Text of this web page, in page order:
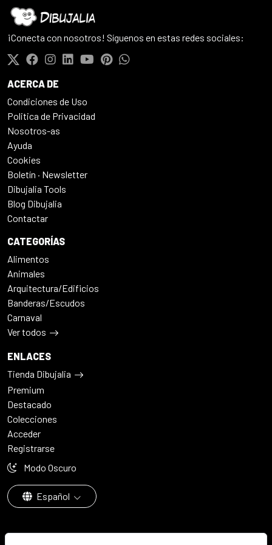
¡Conecta con nosotros! Síguenos en estas redes sociales:
ACERCA DE
Condiciones de Uso
Politica de Privacidad
Nosotros-as
Ayuda
Cookies
Boletín · Newsletter
Dibujalia Tools
Blog Dibujalia
Contactar
CATEGORÍAS
Alimentos
Animales
Arquitectura/Edificios
Banderas/Escudos
Carnaval
Ver todos
ENLACES
Tienda Dibujalia
Premium
Destacado
Colecciones
Acceder
Registrarse
Modo Oscuro
Español